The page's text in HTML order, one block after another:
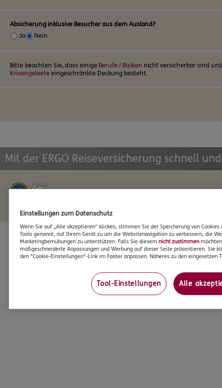
Absicherung inklusive Besucher aus dem Ausland?
Ja
Nein
Bitte beachten Sie, dass einige Berufe / Risiken nicht versicherbar sind
Krisengebieteeingeschränkte Deckung besteht.
Mit der ERGO Reiseversicherung schnell
Einstellungen zum Datenschutz
Wenn Sie auf „Alle akzeptieren“ klicken, stimmen Sie der Speicherung von
Tools genannt, auf Ihrem Gerät zu um die Websitenavigation zu verbessern, die
Marketingbemühungen zu unterstützen. Falls Sie diesem nicht zustimmen
maßgeschneiderte Anpassungen und Werbung auf dieser Seite präsentieren. Sie
den "Cookie-Einstellungen"-Link im Footer anpassen. Näheres zu den eingesetzen
Tool-Einstellungen Alle